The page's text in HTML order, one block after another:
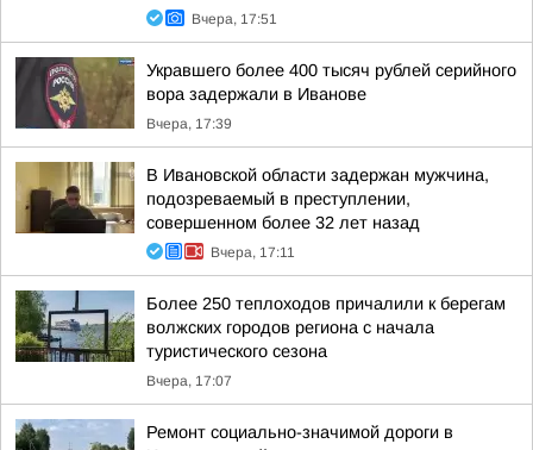
Вчера, 17:51
Укравшего более 400 тысяч рублей серийного
вора задержали в Иванове
Вчера, 17:39
В Ивановской области задержан мужчина,
подозреваемый в преступлении,
совершенном более 32 лет назад
Вчера, 17:11
Более 250 теплоходов причалили к берегам
волжских городов региона с начала
туристического сезона
Вчера, 17:07
Ремонт социально-значимой дороги в